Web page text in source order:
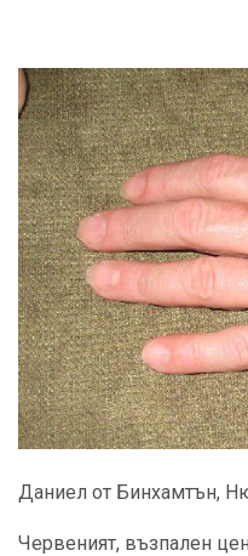
Даниел от Бинхамтън,
Червеният, възпален